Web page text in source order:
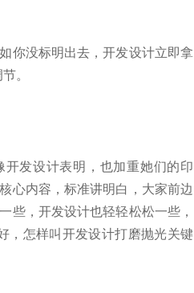
你没标明出去，开发设计立即拿
。
发设计表明，也加重她们的印
心内容，标准讲明白，大家前边
些，开发设计也轻轻松松一些，
，怎样叫开发设计打磨抛光关键